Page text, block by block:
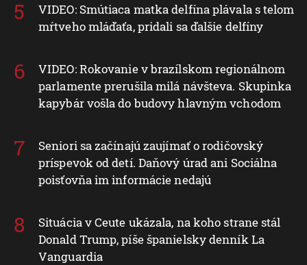
VIDEO: Smútiaca matka delfína plávala s telom
mŕtveho mláďaťa, pridali sa ďalšie delfíny
VIDEO: Rokovanie v brazílskom regionálnom
parlamente prerušila milá návšteva. Skupinka
kapybár vošla do budovy hlavným vchodom
Seniori sa začínajú zaujímať o rodičovský
príspevok od detí. Daňový úrad ani Sociálna
poisťovňa im informácie nedajú
Situácia v Ceute ukázala, na koho strane stál
Donald Trump, píše španielsky denník La
Vanguardia